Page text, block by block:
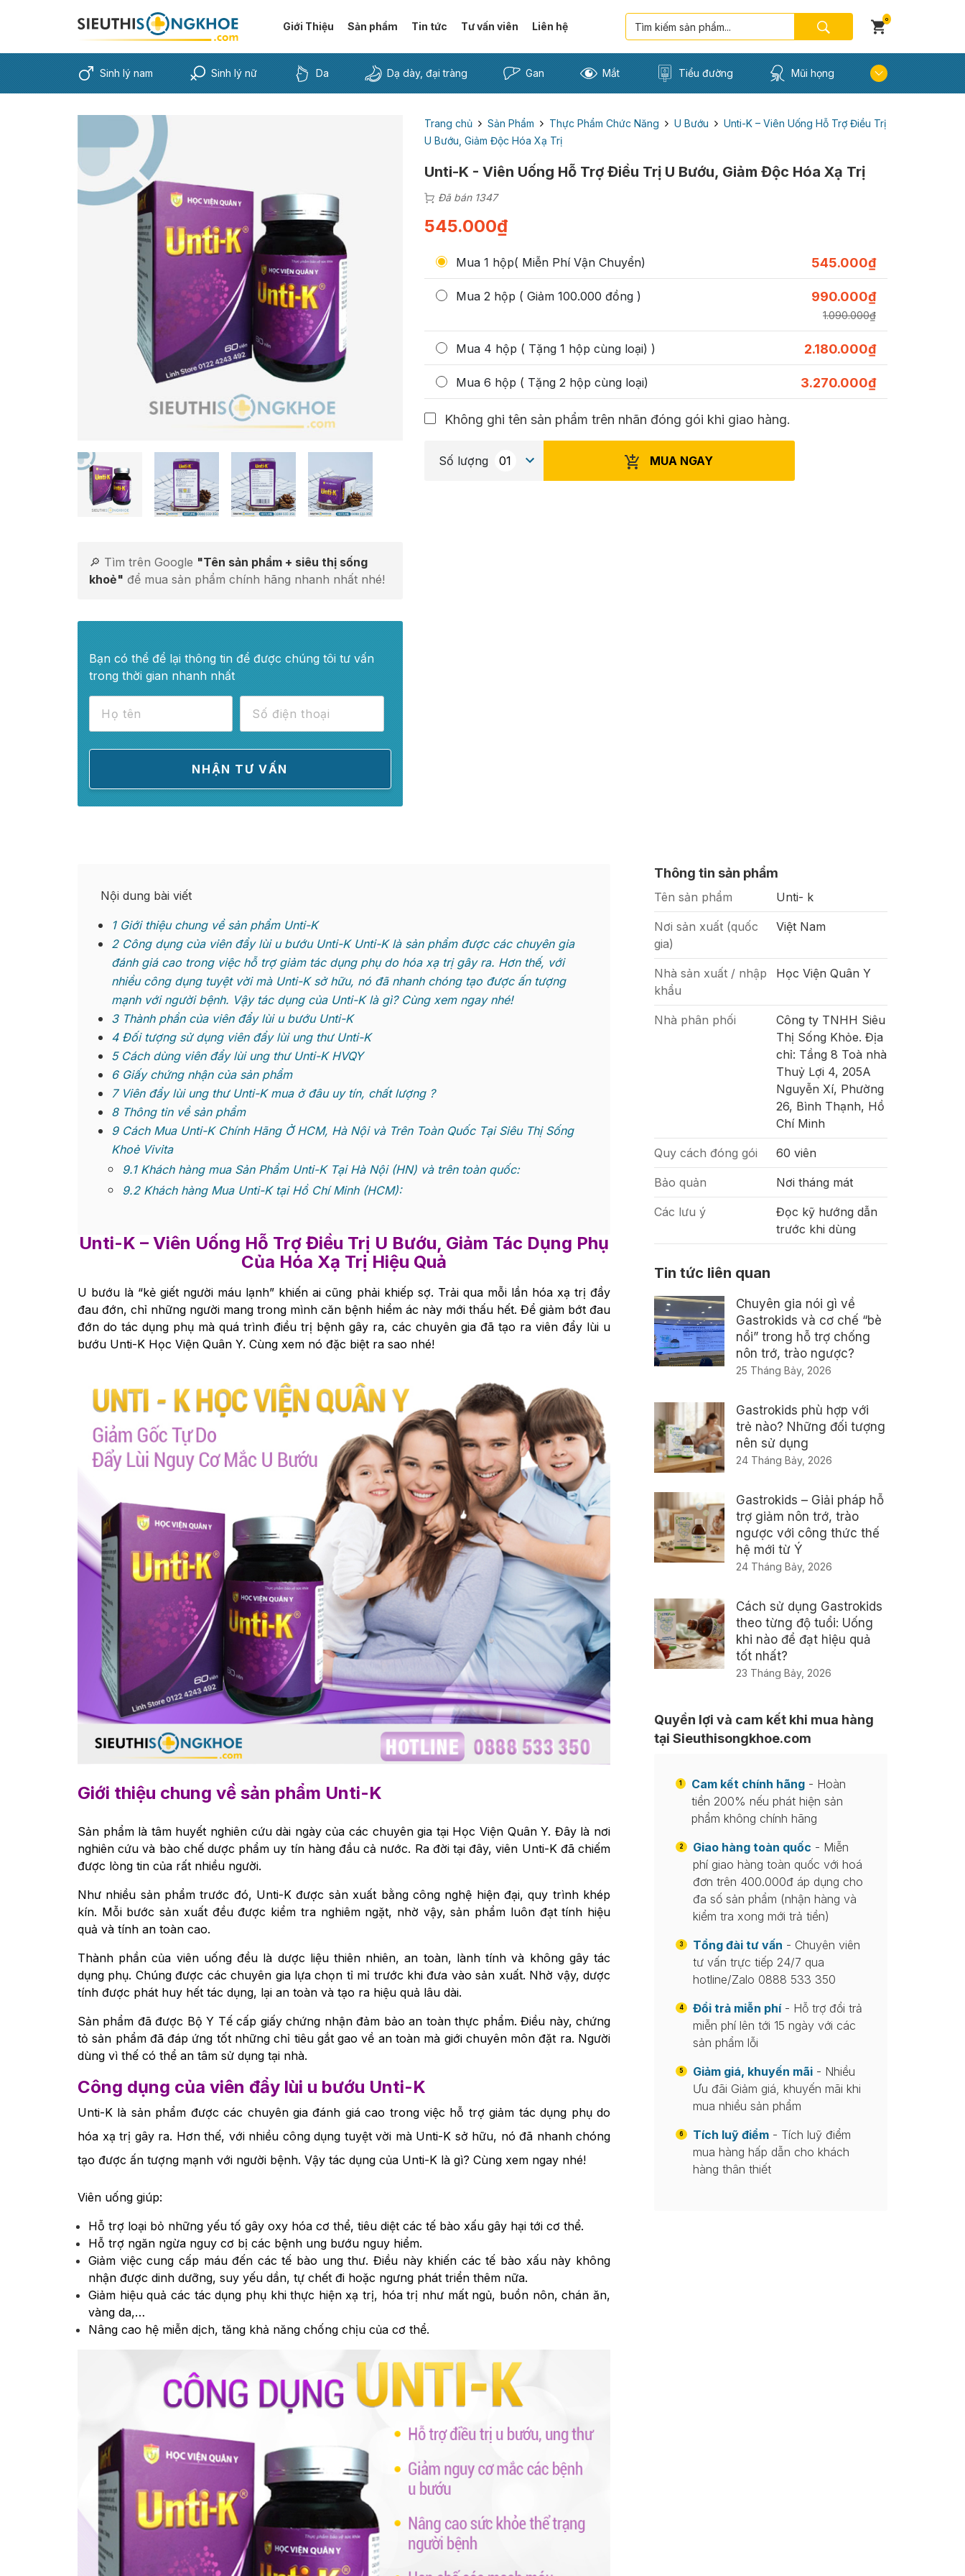
Giới Thiệu Sản phẩm Tin tức Tư vấn viên Liên hệ
0
Sinh lý nam Sinh lý nữ Da Dạ dày, đại tràng Gan Mắt Tiểu đường Mũi họng
🔎 Tìm trên Google "Tên sản phẩm + siêu thị sống
khoẻ" để mua sản phẩm chính hãng nhanh nhất nhé!
Bạn có thể để lại thông tin để được chúng tôi tư vấn
trong thời gian nhanh nhất
Trang chủ Sản Phẩm Thực Phẩm Chức Năng U Bướu
Unti-K – Viên Uống Hỗ Trợ Điều Trị
U Bướu, Giảm Độc Hóa Xạ Trị
Unti-K - Viên Uống Hỗ Trợ Điều Trị U Bướu, Giảm Độc Hóa Xạ Trị
Đã bán 1347
545.000₫
Mua 1 hộp( Miễn Phí Vận Chuyển) 545.000₫
Mua 2 hộp ( Giảm 100.000 đồng )
1.090.000₫
990.000₫
Mua 4 hộp ( Tặng 1 hộp cùng loại) ) 2.180.000₫
Mua 6 hộp ( Tặng 2 hộp cùng loại) 3.270.000₫
Không ghi tên sản phẩm trên nhãn đóng gói khi giao hàng.
Số lượng MUA NGAY
Nội dung bài viết
1Giới thiệu chung về sản phẩm Unti-K
2Công dụng của viên đẩy lùi u bướu Unti-K Unti-K là sản phẩm được các chuyên gia
đánh giá cao trong việc hỗ trợ giảm tác dụng phụ do hóa xạ trị gây ra. Hơn thế, với
nhiều công dụng tuyệt vời mà Unti-K sở hữu, nó đã nhanh chóng tạo được ấn tượng
mạnh với người bệnh. Vậy tác dụng của Unti-K là gì? Cùng xem ngay nhé!
3Thành phần của viên đẩy lùi u bướu Unti-K
4Đối tượng sử dụng viên đẩy lùi ung thư Unti-K
5Cách dùng viên đẩy lùi ung thư Unti-K HVQY
6Giấy chứng nhận của sản phẩm
7Viên đẩy lùi ung thư Unti-K mua ở đâu uy tín, chất lượng ?
8Thông tin về sản phẩm
9Cách Mua Unti-K Chính Hãng Ở HCM, Hà Nội và Trên Toàn Quốc Tại Siêu Thị Sống
Khoẻ Vivita
9.1Khách hàng mua Sản Phẩm Unti-K Tại Hà Nội (HN) và trên toàn quốc:
9.2Khách hàng Mua Unti-K tại Hồ Chí Minh (HCM):
Unti-K – Viên Uống Hỗ Trợ Điều Trị U Bướu, Giảm Tác Dụng Phụ
Của Hóa Xạ Trị Hiệu Quả
U bướu là “kẻ giết người máu lạnh” khiến ai cũng phải khiếp sợ. Trải qua mỗi lần hóa xạ trị đầy
đau đớn, chỉ những người mang trong mình căn bệnh hiểm ác này mới thấu hết. Để giảm bớt đau
đớn do tác dụng phụ mà quá trình điều trị bệnh gây ra, các chuyên gia đã tạo ra viên đẩy lùi u
bướu Unti-K Học Viện Quân Y. Cùng xem nó đặc biệt ra sao nhé!
Giới thiệu chung về sản phẩm Unti-K
Sản phẩm là tâm huyết nghiên cứu dài ngày của các chuyên gia tại Học Viện Quân Y. Đây là nơi
nghiên cứu và bào chế dược phẩm uy tín hàng đầu cả nước. Ra đời tại đây, viên Unti-K đã chiếm
được lòng tin của rất nhiều người.
Như nhiều sản phẩm trước đó, Unti-K được sản xuất bằng công nghệ hiện đại, quy trình khép
kín. Mỗi bước sản xuất đều được kiểm tra nghiêm ngặt, nhờ vậy, sản phẩm luôn đạt tính hiệu
quả và tính an toàn cao.
Thành phần của viên uống đều là dược liệu thiên nhiên, an toàn, lành tính và không gây tác
dụng phụ. Chúng được các chuyên gia lựa chọn tỉ mỉ trước khi đưa vào sản xuất. Nhờ vậy, dược
tính được phát huy hết tác dụng, lại an toàn và tạo ra hiệu quả lâu dài.
Sản phẩm đã được Bộ Y Tế cấp giấy chứng nhận đảm bảo an toàn thực phẩm. Điều này, chứng
tỏ sản phẩm đã đáp ứng tốt những chỉ tiêu gắt gao về an toàn mà giới chuyên môn đặt ra. Người
dùng vì thế có thể an tâm sử dụng tại nhà.
Công dụng của viên đẩy lùi u bướu Unti-K
Unti-K là sản phẩm được các chuyên gia đánh giá cao trong việc hỗ trợ giảm tác dụng phụ do
hóa xạ trị gây ra. Hơn thế, với nhiều công dụng tuyệt vời mà Unti-K sở hữu, nó đã nhanh chóng
tạo được ấn tượng mạnh với người bệnh. Vậy tác dụng của Unti-K là gì? Cùng xem ngay nhé!
Viên uống giúp:
Hỗ trợ loại bỏ những yếu tố gây oxy hóa cơ thể, tiêu diệt các tế bào xấu gây hại tới cơ thể.
Hỗ trợ ngăn ngừa nguy cơ bị các bệnh ung bướu nguy hiểm.
Giảm việc cung cấp máu đến các tế bào ung thư. Điều này khiến các tế bào xấu này không
nhận được dinh dưỡng, suy yếu dần, tự chết đi hoặc ngưng phát triển thêm nữa.
Giảm hiệu quả các tác dụng phụ khi thực hiện xạ trị, hóa trị như mất ngủ, buồn nôn, chán ăn,
vàng da,…
Nâng cao hệ miễn dịch, tăng khả năng chống chịu của cơ thể.
Thông tin sản phẩm
Tên sản phẩm Unti- k
Nơi sản xuất (quốc
gia)
Việt Nam
Nhà sản xuất / nhập
khẩu
Học Viện Quân Y
Nhà phân phối
Công ty TNHH Siêu
Thị Sống Khỏe. Địa
chỉ: Tầng 8 Toà nhà
Thuỷ Lợi 4, 205A
Nguyễn Xí, Phường
26, Bình Thạnh, Hồ
Chí Minh
Quy cách đóng gói 60 viên
Bảo quản Nơi tháng mát
Các lưu ý
Đọc kỹ hướng dẫn
trước khi dùng
Tin tức liên quan
Chuyên gia nói gì về
Gastrokids và cơ chế “bè
nổi” trong hỗ trợ chống
nôn trớ, trào ngược?
25 Tháng Bảy, 2026
Gastrokids phù hợp với
trẻ nào? Những đối tượng
nên sử dụng
24 Tháng Bảy, 2026
Gastrokids – Giải pháp hỗ
trợ giảm nôn trớ, trào
ngược với công thức thế
hệ mới từ Ý
24 Tháng Bảy, 2026
Cách sử dụng Gastrokids
theo từng độ tuổi: Uống
khi nào để đạt hiệu quả
tốt nhất?
23 Tháng Bảy, 2026
Quyền lợi và cam kết khi mua hàng
tại Sieuthisongkhoe.com
1 Cam kết chính hãng - Hoàn
tiền 200% nếu phát hiện sản
phẩm không chính hãng
2 Giao hàng toàn quốc - Miễn
phí giao hàng toàn quốc với hoá
đơn trên 400.000đ áp dụng cho
đa số sản phẩm (nhận hàng và
kiểm tra xong mới trả tiền)
3 Tổng đài tư vấn - Chuyên viên
tư vấn trực tiếp 24/7 qua
hotline/Zalo 0888 533 350
4 Đổi trả miễn phí- Hỗ trợ đổi trả
miễn phí lên tới 15 ngày với các
sản phẩm lỗi
5 Giảm giá, khuyến mãi - Nhiều
Ưu đãi Giảm giá, khuyến mãi khi
mua nhiều sản phẩm
6 Tích luỹ điểm - Tích luỹ điểm
mua hàng hấp dẫn cho khách
hàng thân thiết